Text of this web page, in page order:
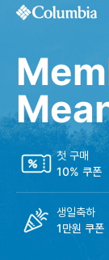
첫 구매
10% 쿠폰
생일축하
1만원 쿠폰